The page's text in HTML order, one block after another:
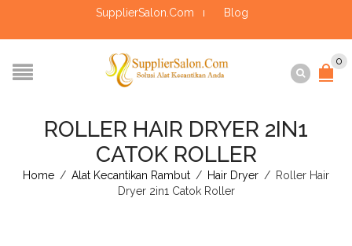
SupplierSalon.Com Blog
0
ROLLER HAIR DRYER 2IN1
CATOK ROLLER
Home / Alat Kecantikan Rambut / Hair Dryer / Roller Hair
Dryer 2in1 Catok Roller